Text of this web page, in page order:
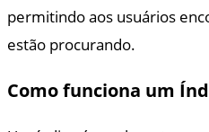
permitindo aos usuários
estão procurando.
Como funciona um